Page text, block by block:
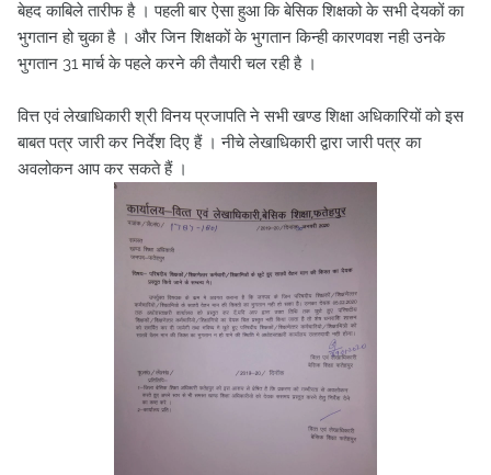
बेहद काबिले तारीफ है । पहली बार ऐसा हुआ कि बेसिक शिक्षको के सभी देयकों का
भुगतान हो चुका है । और जिन शिक्षकों के भुगतान किन्ही कारणवश नही उनके
भुगतान 31 मार्च के पहले करने की तैयारी चल रही है ।
वित्त एवं लेखाधिकारी श्री विनय प्रजापति ने सभी खण्ड शिक्षा अधिकारियों को इस
बाबत पत्र जारी कर निर्देश दिए हैं । नीचे लेखाधिकारी द्वारा जारी पत्र का
अवलोकन आप कर सकते हैं ।